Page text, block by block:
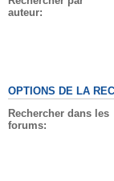
auteur:
OPTIONS DE LA
Rechercher dans les
forums: